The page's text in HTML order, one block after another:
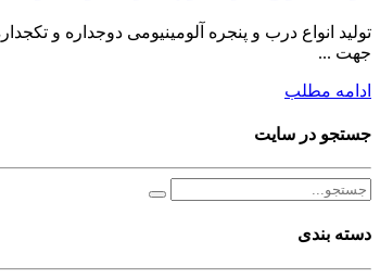
جهت ...
ادامه مطلب
جستجو در سایت
دسته بندی